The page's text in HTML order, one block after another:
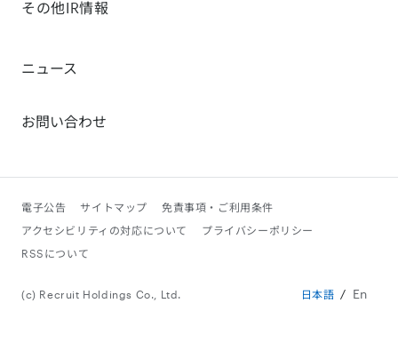
その他IR情報
ニュース
お問い合わせ
(c) Recruit Holdings Co., Ltd.
電子公告 サイトマップ
免責事項・ご利用条件
アクセシビリティの対応について
プライバシーポリシー
RSSについて
日本語 En